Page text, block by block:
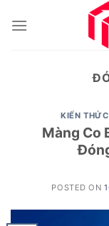
KIẾN
Màng Co
POSTED ON